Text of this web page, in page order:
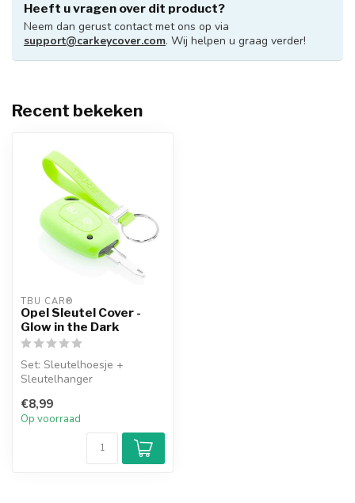
Heeft u vragen over dit product?
Neem dan gerust contact met ons op via
support@carkeycover.com. Wij helpen u graag verder!
Recent bekeken
TBU CAR®
Opel Sleutel Cover -
Glow in the Dark
Set: Sleutelhoesje +
Sleutelhanger
€8,99
Op voorraad